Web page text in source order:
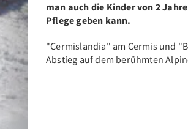
man auch die Kinder von 2
Pflege geben kann.
"Cermislandia" am Cermis und
Abstieg auf dem berühmten